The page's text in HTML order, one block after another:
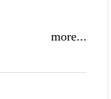
more...